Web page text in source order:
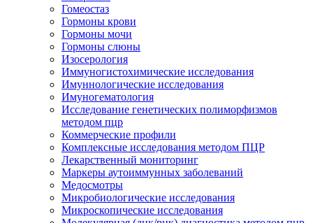
Гомеостаз
Гормоны крови
Гормоны мочи
Гормоны слюны
Изосерология
Иммуногистохимические исследования
Имуннологические исследования
Имуногематология
Исследование генетических полиморфизмов
методом пцр
Коммерческие профили
Комплексные исследования методом ПЦР
Лекарственный мониторинг
Маркеры аутоиммунных заболеваний
Медосмотры
Микробиологические исследования
Микроскопические исследования